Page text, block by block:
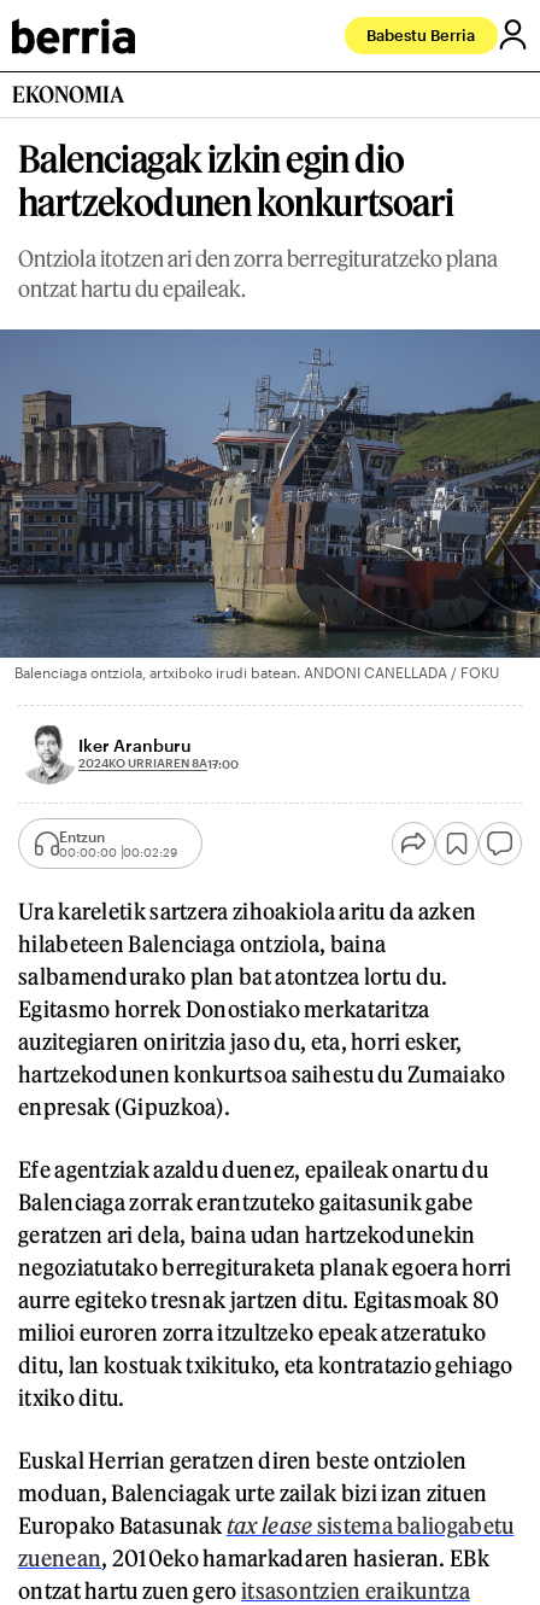
Babestu Berria
EKONOMIA
Balenciagak izkin egin dio
hartzekodunen konkurtsoari
Ontziola itotzen ari den zorra berregituratzeko plana
ontzat hartu du epaileak.
Balenciaga ontziola, artxiboko irudi batean. ANDONI CANELLADA / FOKU
Iker Aranburu
2024KO URRIAREN 8A17:00
Entzun
00:00:00 00:02:29
Ura kareletik sartzera zihoakiola aritu da azken
hilabeteen Balenciaga ontziola, baina
salbamendurako plan bat atontzea lortu du.
Egitasmo horrek Donostiako merkataritza
auzitegiaren oniritzia jaso du, eta, horri esker,
hartzekodunen konkurtsoa saihestu du Zumaiako
enpresak (Gipuzkoa).
Efe agentziak azaldu duenez, epaileak onartu du
Balenciaga zorrak erantzuteko gaitasunik gabe
geratzen ari dela, baina udan hartzekodunekin
negoziatutako berregituraketa planak egoera horri
aurre egiteko tresnak jartzen ditu. Egitasmoak 80
milioi euroren zorra itzultzeko epeak atzeratuko
ditu, lan kostuak txikituko, eta kontratazio gehiago
itxiko ditu.
Euskal Herrian geratzen diren beste ontziolen
moduan, Balenciagak urte zailak bizi izan zituen
Europako Batasunaktax leasesistema baliogabetu
zuenean, 2010eko hamarkadaren hasieran. EBk
ontzat hartu zuen geroitsasontzien eraikuntza